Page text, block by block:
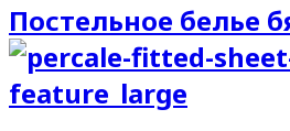
Постельное белье